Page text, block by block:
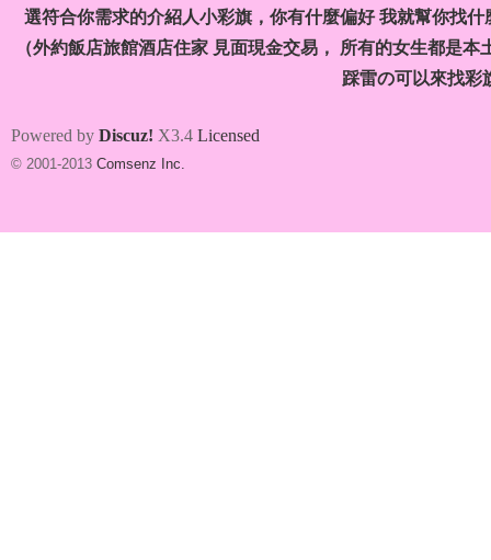
選符合你需求的介紹人小彩旗，你有什麼偏好 我就幫你找
（外約飯店旅館酒店住家 見面現金交易， 所有的女生都是
踩雷の可以來找彩
Powered by Discuz! X3.4 Licensed
© 2001-2013 Comsenz Inc.